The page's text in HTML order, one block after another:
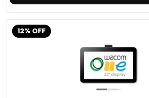
12% OFF